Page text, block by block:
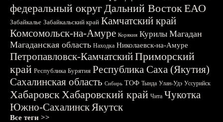
федеральный округДальний ВостокЕАО
Забайкалье Забайкальский край Камчатский край
Комсомольск-на-Амуре Корякия Курилы Магадан
Магаданская область Находка Николаевск-на-Амуре
Петропавловск-КамчатскийПриморский
край Республика Бурятия Республика Саха (Якутия)
Сахалинская область Сибирь ТОФ Тында Улан-Удэ Уссурийск
ХабаровскХабаровский край Чита Чукотка
Южно-СахалинскЯкутск
Все теги >>